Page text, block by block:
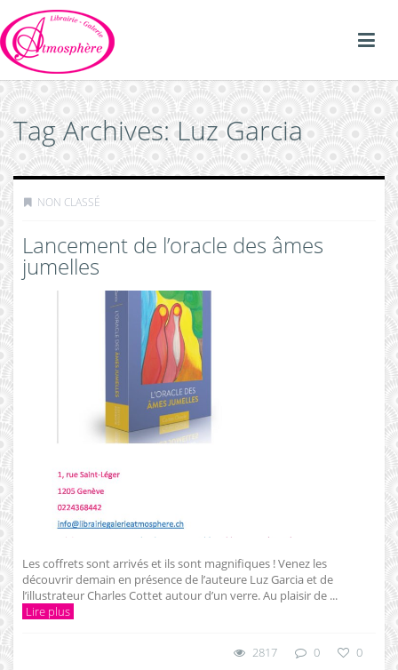
Tag Archives: Luz Garcia
NON CLASSÉ
Lancement de l’oracle des âmes
jumelles
Les coffrets sont arrivés et ils sont magnifiques ! Venez les
découvrir demain en présence de l’auteure Luz Garcia et de
l’illustrateur Charles Cottet autour d’un verre. Au plaisir de ...
Lire plus
2817 0 0